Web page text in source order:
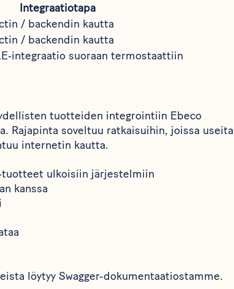
Integraatiotapa
/ backendin kautta
/ backendin kautta
suoraan termostaattiin
tuotteiden integrointiin Ebeco
Rajapinta soveltuu ratkaisuihin, joissa useita
internetin kautta.
ulkoisiin järjestelmiin
kanssa
löytyy Swagger-dokumentaatiostamme.